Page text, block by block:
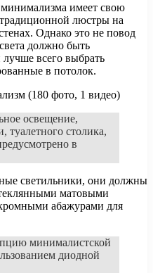
имеет свою
люстры на
Однако это не повод
должно быть
всего выбрать
в потолок.
освещение,
туалетного столика,
в
светильники, они должны
матовыми
абажурами для
минималистской
диодной